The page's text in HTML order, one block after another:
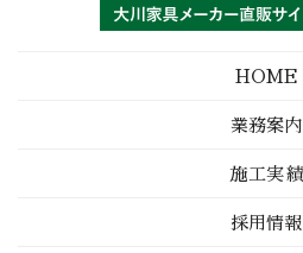
HOME
業務案内
施工実績
採用情報